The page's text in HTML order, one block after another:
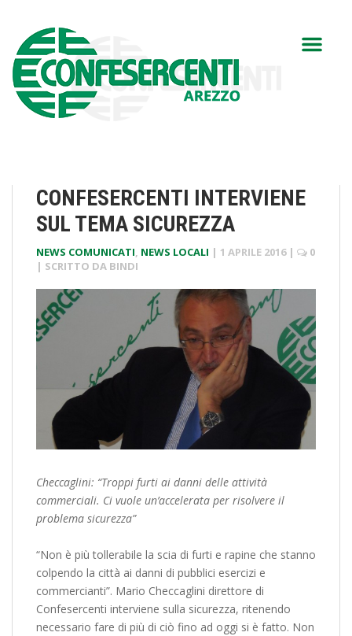
CONFESERCENTI INTERVIENE
SUL TEMA SICUREZZA
NEWS COMUNICATI, NEWS LOCALI | 1 APRILE 2016 |
0
| SCRITTO DA BINDI
Checcaglini: “Troppi furti ai danni delle attività
commerciali. Ci vuole un’accelerata per risolvere il
problema sicurezza”
“Non è più tollerabile la scia di furti e rapine che stanno
colpendo la città ai danni di pubblici esercizi e
commercianti”. Mario Checcaglini direttore di
Confesercenti interviene sulla sicurezza, ritenendo
necessario fare di più di ciò fino ad oggi si è fatto. Non